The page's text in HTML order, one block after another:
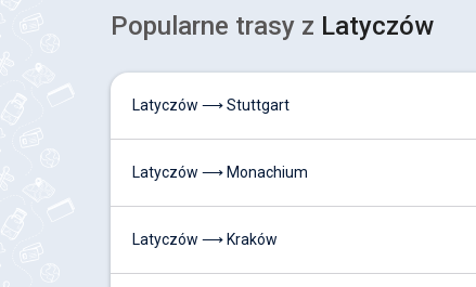
Popularne trasy z Latyczów
Latyczów ⟶ Stuttgart
Latyczów ⟶ Monachium
Latyczów ⟶ Kraków